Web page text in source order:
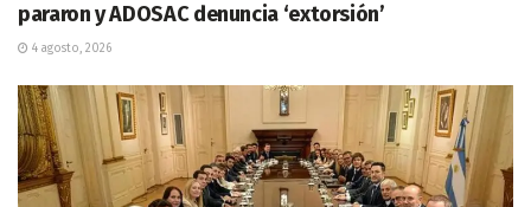
pararon y ADOSAC denuncia ‘extorsión’
4 agosto, 2026